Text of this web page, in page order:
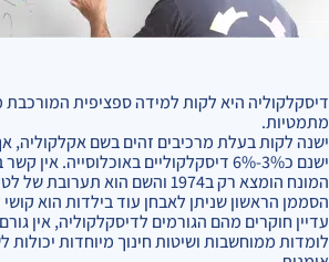
דיסקלקוליה היא לקות למידה ספציפית
מתמטיות.
ישנה לקות בעלת מרכיבים זהים בשם אקלקוליה,
ישנם כ3%-6% דיסקלקוליים באוכלוסייה. אין קשר בין דיסקלקוליה לרמת הIQ (כך שיש כאלו נמוכים, ממוצעים וגבוהים).
המונח הומצא רק ב1974 והשם הוא תערובת של לטינית ויוונית, המשמעות: "ספירה לא טובה".
הסממן הראשון שניתן לאבחן עוד בילדות הוא
עדיין חוקרים מהם הגורמים לדיסקלקוליה, אין
לומדות ממוחשבות ושיטות חינוך מיוחדות